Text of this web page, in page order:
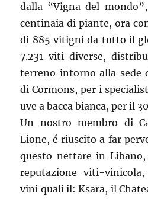
dalla “Vigna del
centinaia di piante, ora
di 885 vitigni da tutto il
7.231 viti diverse,
terreno intorno alla sede
di Cormons, per i
uve a bacca bianca, per il
Un nostro membro di
Lione, é riuscito a far
questo nettare in
reputazione viti-
vini quali il: Ksara, il